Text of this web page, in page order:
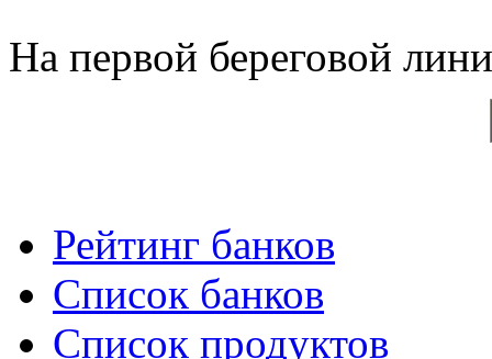
На первой береговой
Рейтинг банков
Список банков
Список продуктов